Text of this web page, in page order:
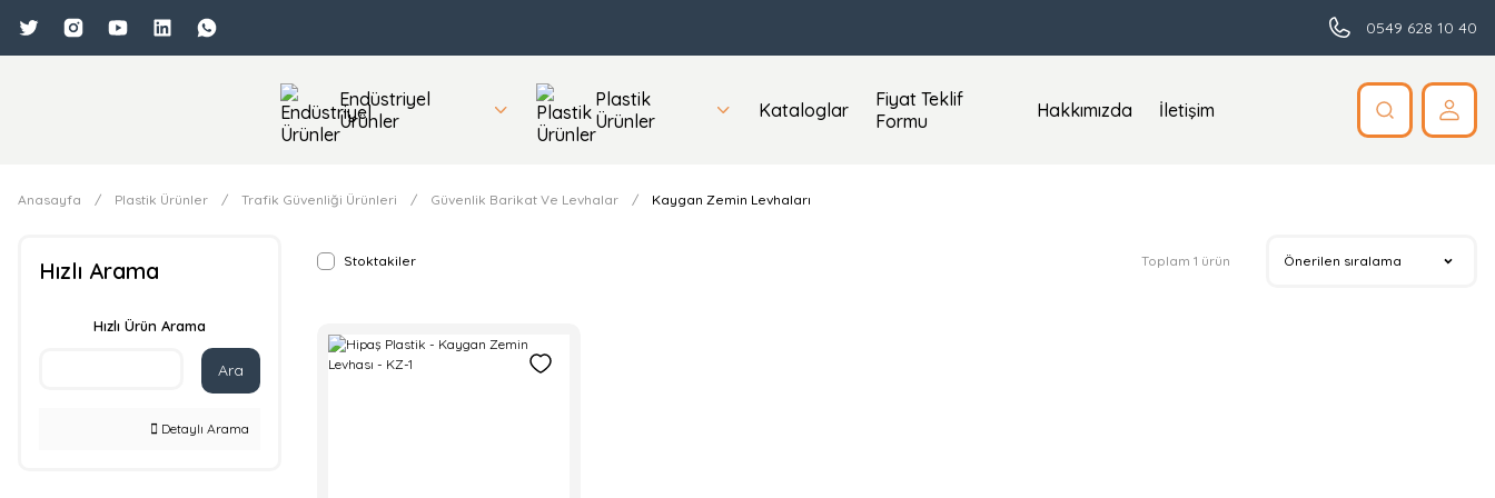
0549 628 10 40
Endüstriyel
Ürünler
Plastik
Ürünler
Kataloglar
Fiyat Teklif
Formu
Hakkımızda İletişim
Anasayfa Plastik Ürünler Trafik Güvenliği Ürünleri Güvenlik Barikat Ve Levhalar Kaygan Zemin Levhaları
Hızlı Arama
Hızlı Ürün Arama
Ara
Detaylı Arama
Stoktakiler Toplam 1 ürün